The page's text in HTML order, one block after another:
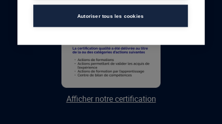
Afficher notre certification
Autoriser tous les cookies